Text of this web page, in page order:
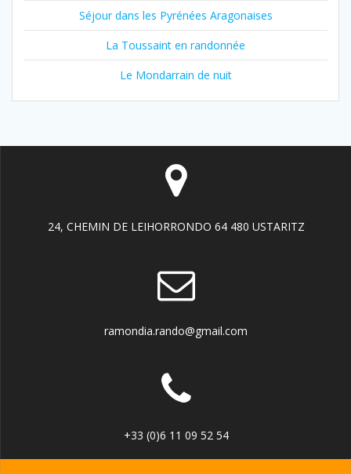
Séjour dans les Pyrénées Aragonaises
La Toussaint en randonnée
Le Mondarrain de nuit
24, CHEMIN DE LEIHORRONDO 64 480 USTARITZ
ramondia.rando@gmail.com
+33 (0)6 11 09 52 54